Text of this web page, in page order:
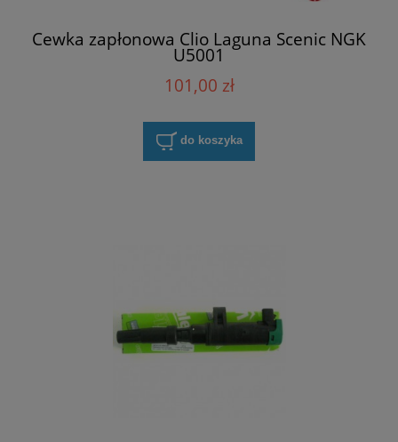
Cewka zapłonowa Clio Laguna Scenic NGK
U5001
101,00 zł
do koszyka